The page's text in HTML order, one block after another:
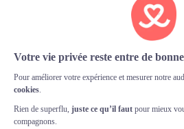
Published at 12/04/2025 à 16h00